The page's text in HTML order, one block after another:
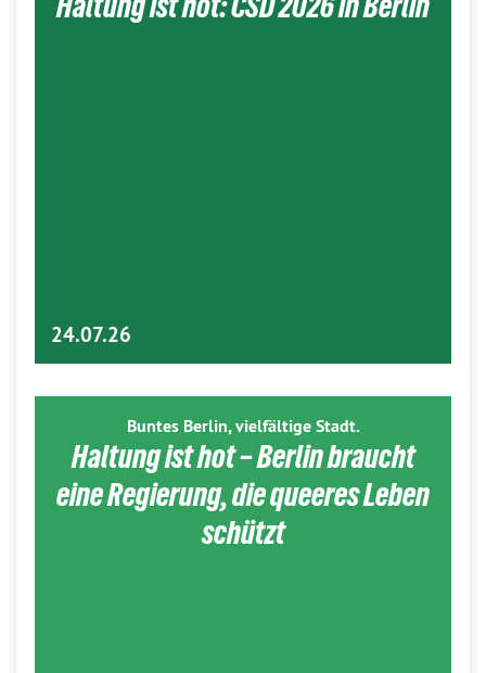
24.07.26
Buntes Berlin, vielfältige Stadt.
Haltung ist hot – Berlin braucht
eine Regierung, die queeres Leben
schützt